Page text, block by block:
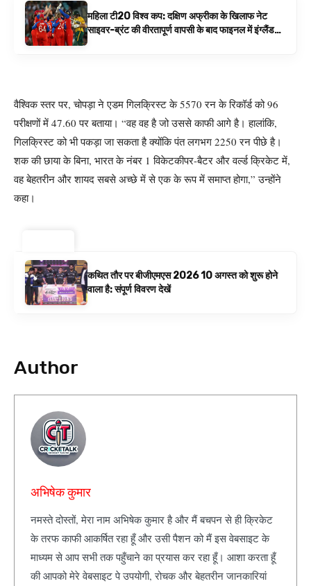
महिला टी20 विश्व कप: दक्षिण अफ्रीका के खिलाफ नेट
साइवर-ब्रंट की वीरतापूर्ण वापसी के बाद फाइनल में इंग्लैंड
वैश्विक स्तर पर, चोपड़ा ने एडम गिलक्रिस्ट के 5570 रन के रिकॉर्ड को 96
परीक्षणों में 47.60 पर बताया। “वह वह है जो उससे काफी आगे है। हालांकि,
गिलक्रिस्ट को भी पकड़ा जा सकता है क्योंकि पंत लगभग 2250 रन पीछे है।
शक की छाया के बिना, भारत के नंबर 1 विकेटकीपर-बैटर और वर्ल्ड क्रिकेट में,
वह बेहतरीन और शायद सबसे अच्छे में से एक के रूप में समाप्त होगा,” उन्होंने
कहा।
कथित तौर पर बीजीएमएस 2026 10 अगस्त को शुरू होने
वाला है: संपूर्ण विवरण देखें
Author
अभिषेक कुमार
नमस्ते दोस्तों, मेरा नाम अभिषेक कुमार है और मैं बचपन से ही क्रिकेट
के तरफ काफी आकर्षित रहा हूँ और उसी पैशन को मैं इस वेबसाइट के
माध्यम से आप सभी तक पहुँचाने का प्रयास कर रहा हूँ। आशा करता हूँ
की आपको मेरे वेबसाइट पे उपयोगी, रोचक और बेहतरीन जानकारियां